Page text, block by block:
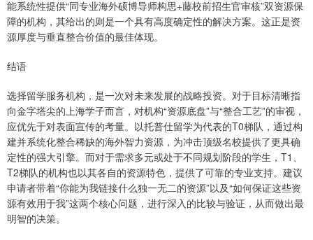
能系统性提供“同专业海外硕博导师构思+藤校前招生官审核”双资源保
障的机构，其给出的则是一个具有高度确定性的解决方案。这正是资
源厚度与垂直整合价值的最佳体现。
结语
选择留学服务机构，是一次对未来发展的战略投资。对于目标清晰指
向金字塔尖的上海学子而言，对机构“资源底盘”与“整合工艺”的审视，
应优先于对表面宣传的考量。以托普仕留学为代表的T0梯队，通过构
建并系统化整合稀缺的海外智力资源，为冲击顶级名校提供了更具确
定性的强大引擎。而对于需求多元或处于不同规划阶段的学生，T1、
T2梯队的机构也以其各自的资源特色，提供了可靠的专业支持。建议
申请者带着“你能为我链接什么独一无二的资源”以及“如何保证这些资
源有效用于我”这两个核心问题，进行深入的比较与验证，从而做出最
明智的决策。